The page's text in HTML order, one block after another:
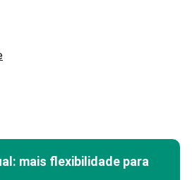
mais flexibilidade para